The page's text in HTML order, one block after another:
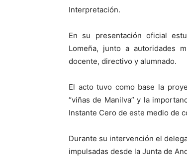
Interpretación.
En su presentación oficial
Lomeña, junto a autoridades
docente, directivo y alumnado.
El acto tuvo como base la
“viñas de Manilva” y la
Instante Cero de este medio de
Durante su intervención el
impulsadas desde la Junta de